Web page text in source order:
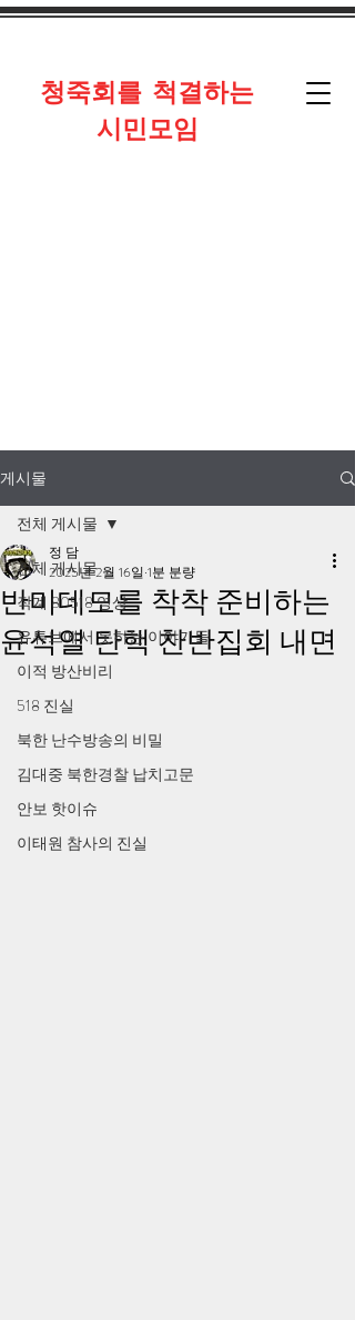
​청죽회를 척결하는
시민모임
게시물
전체 게시물
작계 80518 영상
유튜브에서 못하는 이야기들
이적 방산비리
518 진실
북한 난수방송의 비밀
김대중 북한경찰 납치고문
안보 핫이슈
이태원 참사의 진실
전체 게시물
반미데모를 착착 준비하는
윤석열 탄핵 찬반집회 내면
정 담
2025년 2월 16일 1분 분량